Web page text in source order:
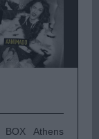
Athens